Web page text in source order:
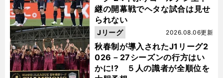
継の開幕戦でヘタな試合は見せ
られない
秋春制が導入されたJ1リーグ2
026－27シーズンの行方はい
かに!? ５人の識者が全順位を
2026.08.06更新
Jリーグ